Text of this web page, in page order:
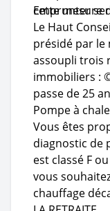
cette mesure
Emprunter
Le Haut
présidé par le
assoupli trois
immobiliers :
passe de 25
Pompe à
Vous êtes
diagnostic de
est classé F
vous
chauffage